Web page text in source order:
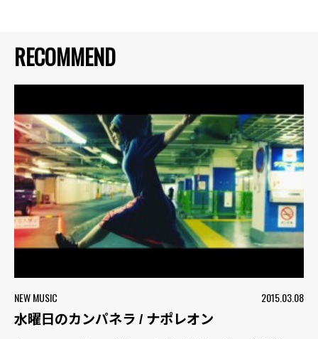
RECOMMEND
NEW MUSIC
2015.03.08
水曜日のカンパネラ / ナポレオン